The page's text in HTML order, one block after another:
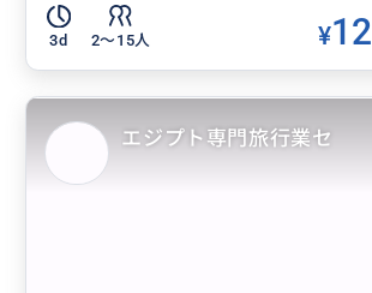
3d 2〜15人 ¥
エジプト専門旅行業セ